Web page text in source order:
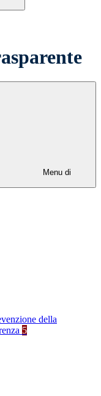
Menu di
della
5